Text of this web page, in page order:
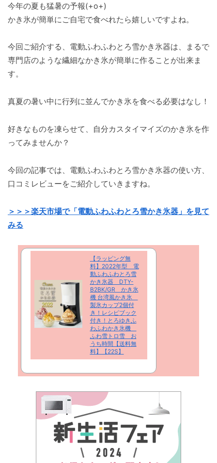
今年の夏も猛暑の予報(+o+)
かき氷が簡単にご自宅で食べれたら嬉しいですよね。
今回ご紹介する、電動ふわふわとろ雪かき氷器は、まるで
専門店のような繊細なかき氷が簡単に作ることが出来ま
す。
真夏の暑い中に行列に並んでかき氷を食べる必要はなし！
好きなものを凍らせて、自分カスタイマイズのかき氷を作
ってみませんか？
今回の記事では、電動ふわふわとろ雪かき氷器の使い方、
口コミレビューをご紹介していきますね。
＞＞＞楽天市場で「電動ふわふわとろ雪かき氷器」を見て
みる
【ラッピング無
料】2022年型 電
動ふわふわとろ雪
かき氷器 DTY-
B2BK/GR かき氷
機 台湾風かき氷
製氷カップ2個付
き！レシピブック
付き！とろゆきふ
わふわかき氷機
ふわ雪トロ雪 お
うち時間【送料無
料】【22S】